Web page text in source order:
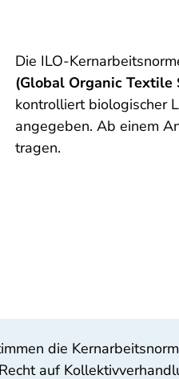
Die ILO-
(Global Organic Textile
kontrolliert biologischer
angegeben. Ab einem
tragen.
die
auf